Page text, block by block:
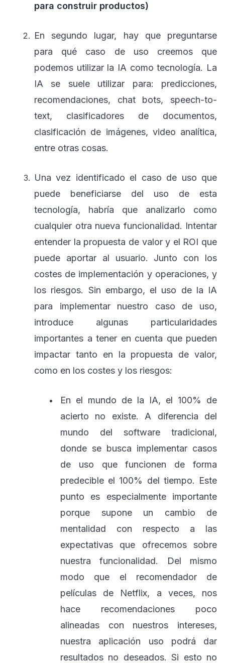
para construir productos)
En segundo lugar, hay que preguntarse
para qué caso de uso creemos que
podemos utilizar la IA como tecnología. La
IA se suele utilizar para: predicciones,
recomendaciones, chat bots, speech-to-
text, clasificadores de documentos,
clasificación de imágenes, video analítica,
entre otras cosas.
Una vez identificado el caso de uso que
puede beneficiarse del uso de esta
tecnología, habría que analizarlo como
cualquier otra nueva funcionalidad. Intentar
entender la propuesta de valor y el ROI que
puede aportar al usuario. Junto con los
costes de implementación y operaciones, y
los riesgos. Sin embargo, el uso de la IA
para implementar nuestro caso de uso,
introduce algunas particularidades
importantes a tener en cuenta que pueden
impactar tanto en la propuesta de valor,
como en los costes y los riesgos:
En el mundo de la IA, el 100% de
acierto no existe. A diferencia del
mundo del software tradicional,
donde se busca implementar casos
de uso que funcionen de forma
predecible el 100% del tiempo. Este
punto es especialmente importante
porque supone un cambio de
mentalidad con respecto a las
expectativas que ofrecemos sobre
nuestra funcionalidad. Del mismo
modo que el recomendador de
películas de Netflix, a veces, nos
hace recomendaciones poco
alineadas con nuestros intereses,
nuestra aplicación uso podrá dar
resultados no deseados. Si esto no